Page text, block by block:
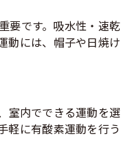
要です。吸水性・速乾
動には、帽子や日焼け
室内でできる運動を選
軽に有酸素運動を行う